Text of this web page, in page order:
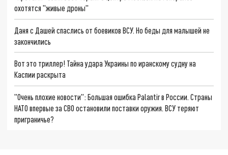
охотятся "живые дроны"
Даня с Дашей спаслись от боевиков ВСУ. Но беды для малышей не
закончились
Вот это триллер! Тайна удара Украины по иранскому судну на
Каспии раскрыта
"Очень плохие новости": Большая ошибка Palantir в России. Страны
НАТО впервые за СВО остановили поставки оружия. ВСУ теряют
приграничье?